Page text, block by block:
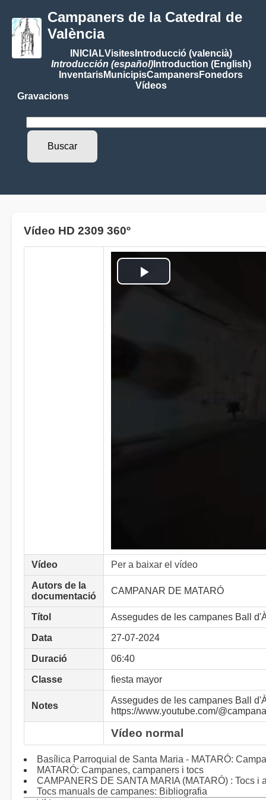
Campaners de la Catedral de
València
INICIALVisitesIntroducció (valencià)
Introducción (español)Introduction (English)
InventarisMunicipisCampanersFonedors
Vídeos
Gravacions
Vídeo HD 2309 360º
Play
Vídeo Per a baixar el vídeo
Autors de la
documentació
CAMPANAR DE MATARÓ
Títol Assegudes de les campanes Ball
Data 27-07-2024
Duració 06:40
Classe fiesta mayor
Notes
Assegudes de les campanes Ball
https://www.youtube.com/
Vídeo normal
Basílica Parroquial de Santa Maria - MATARÓ:
MATARÓ: Campanes, campaners i tocs
CAMPANERS DE SANTA MARIA (MATARÓ) : Tocs i
Tocs manuals de campanes: Bibliografia